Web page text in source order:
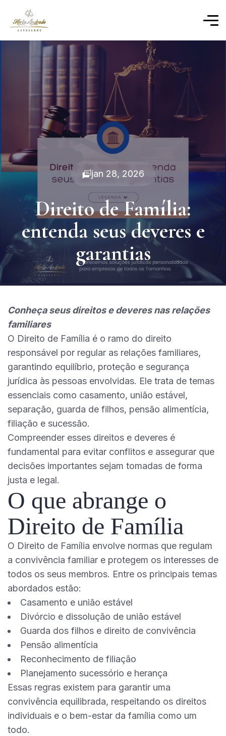
jan 28, 2026
Direito de Família:
entenda seus deveres e
garantias
Conheça seus direitos e deveres nas relações
familiares
O Direito de Família é o ramo do direito
responsável por regular as relações familiares,
garantindo equilíbrio, proteção e segurança
jurídica às pessoas envolvidas. Ele trata de temas
essenciais como casamento, união estável,
separação, guarda de filhos, pensão alimentícia,
filiação e sucessão.
Compreender esses direitos e deveres é
fundamental para evitar conflitos e assegurar que
decisões importantes sejam tomadas de forma
justa e legal.
O que abrange o
Direito de Família
O Direito de Família envolve normas que regulam
a convivência familiar e protegem os interesses de
todos os seus membros. Entre os principais temas
abordados estão:
Casamento e união estável
Divórcio e dissolução de união estável
Guarda dos filhos e direito de convivência
Pensão alimentícia
Reconhecimento de filiação
Planejamento sucessório e herança
Essas regras existem para garantir uma
convivência equilibrada, respeitando os direitos
individuais e o bem-estar da família como um
todo.